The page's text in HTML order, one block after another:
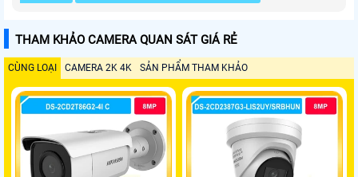
THAM KHẢO CAMERA QUAN SÁT GIÁ RẺ
CÙNG LOẠI CAMERA 2K 4K SẢN PHẨM THAM KHẢO